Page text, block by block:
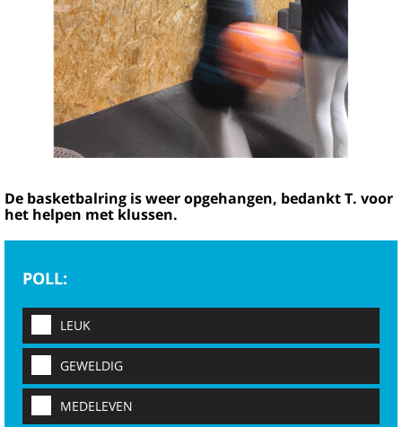
De basketbalring is weer opgehangen, bedankt T. voor
het helpen met klussen.
POLL:
LEUK
GEWELDIG
MEDELEVEN